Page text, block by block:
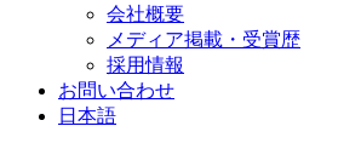
会社概要
メディア掲載・受賞歴
採用情報
お問い合わせ
日本語